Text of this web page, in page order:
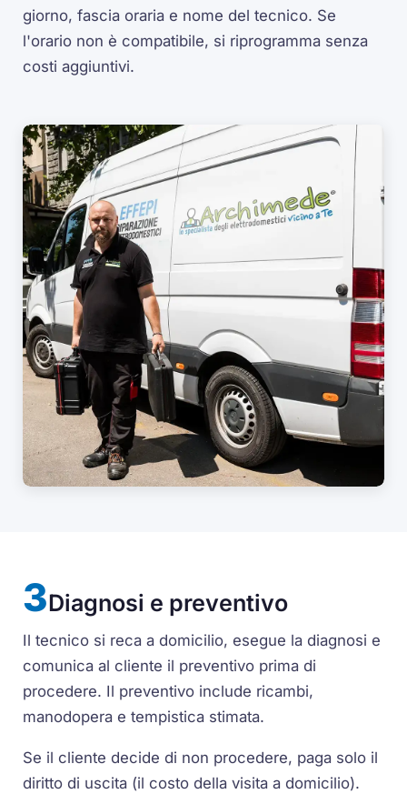
giorno, fascia oraria e nome del tecnico. Se
l'orario non è compatibile, si riprogramma senza
costi aggiuntivi.
Diagnosi e preventivo
Il tecnico si reca a domicilio, esegue la diagnosi e
comunica al cliente il preventivo prima di
procedere. Il preventivo include ricambi,
manodopera e tempistica stimata.
Se il cliente decide di non procedere, paga solo il
diritto di uscita (il costo della visita a domicilio).